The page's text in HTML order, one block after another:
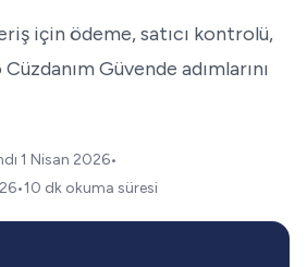
için ödeme, satıcı kontrolü,
Güvende adımlarını
1 Nisan 2026•
•10 dk okuma süresi